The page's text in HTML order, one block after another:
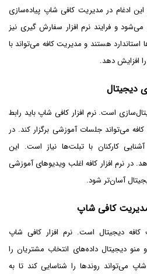
ادغام در مدیریت کافی شاپ پیاده‌سازی
و فرایند نرم افزار سفارش گیری نیز
استاندارد هستند و مدیریت کافه می‌تواند با
افزایش دهد.
دیجیتال
است. نرم افزار کافی شاپ باید رابط
می‌تواند جلسات آموزشی برگزار کند. در
آشنایی کارکنان با تبلت‌ها نیاز است. این
در نرم افزار کافه اغلب ویدیوهای آموزشی
آسان‌تر شود.
مدیریت کافی شاپ
دیجیتال است. نرم افزار کافی شاپ
دیجیتال داده‌های انتخاب مشتریان را
می‌تواند روندها را شناسایی کند تا به